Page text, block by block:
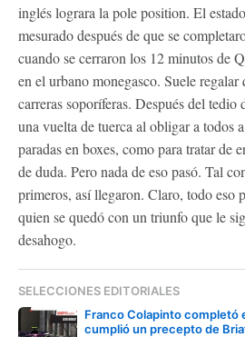
inglés lograra la pole position. El
mesurado después de que se
cuando se cerraron los 12 minutos de
en el urbano monegasco. Suele regalar
carreras soporíferas. Después del
una vuelta de tuerca al obligar a todos
paradas en boxes, como para tratar de
de duda. Pero nada de eso pasó. Tal
primeros, así llegaron. Claro, todo eso
quien se quedó con un triunfo que le
desahogo.
SELECCIONES EDITORIALES
Franco Colapinto completó
cumplió un precepto de